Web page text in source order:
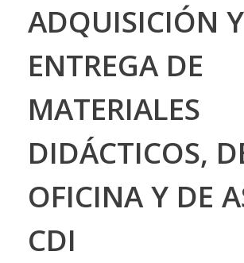
ADQUISICIÓN Y
ENTREGA DE
MATERIALES
DIDÁCTICOS,
OFICINA Y DE
CDI